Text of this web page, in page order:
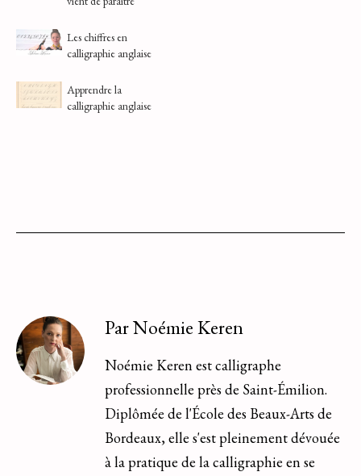
Les chiffres en
calligraphie anglaise
Apprendre la
calligraphie anglaise
Par Noémie Keren
Noémie Keren est calligraphe
professionnelle près de Saint-Émilion.
Diplômée de l'École des Beaux-Arts de
Bordeaux, elle s'est pleinement dévouée
à la pratique de la calligraphie en se